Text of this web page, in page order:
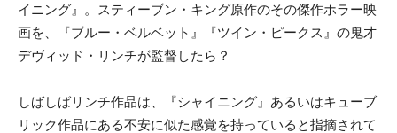
イニング』。スティーブン・キング原作のその傑作ホラー映
画を、『ブルー・ベルベット』『ツイン・ピークス』の鬼才
デヴィッド・リンチが監督したら？
しばしばリンチ作品は、『シャイニング』あるいはキューブ
リック作品にある不安に似た感覚を持っていると指摘されて